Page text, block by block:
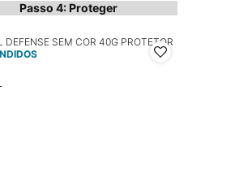
Passo 4: Proteger